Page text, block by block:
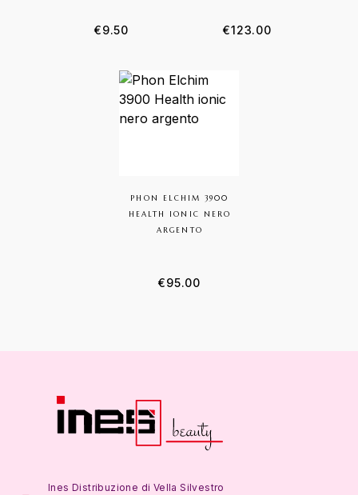
€9.50 €123.00
PHON ELCHIM 3900
HEALTH IONIC NERO
ARGENTO
€95.00
Ines Distribuzione di Vella Silvestro